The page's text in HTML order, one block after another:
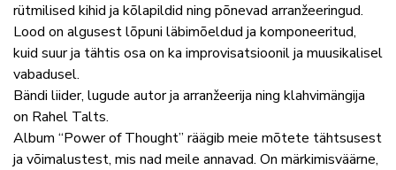
rütmilised kihid ja kõlapildid ning põnevad arranžeeringud.
Lood on algusest lõpuni läbimõeldud ja komponeeritud,
kuid suur ja tähtis osa on ka improvisatsioonil ja muusikalisel
vabadusel.
Bändi liider, lugude autor ja arranžeerija ning klahvimängija
on Rahel Talts.
Album “Power of Thought” räägib meie mõtete tähtsusest
ja võimalustest, mis nad meile annavad. On märkimisväärne,